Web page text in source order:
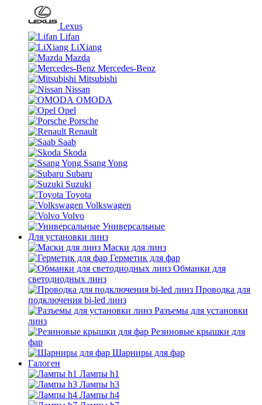
Lexus
Lifan
LiXiang
Mazda
Mercedes-Benz
Mitsubishi
Nissan
OMODA
Opel
Porsche
Renault
Saab
Skoda
Ssang Yong
Subaru
Suzuki
Toyota
Volkswagen
Volvo
Универсальные
Для установки линз
Маски для линз
Герметик для фар
Обманки для
светодиодных линз
Проводка для
подключения bi-led линз
Разъемы для установки
линз
Резиновые крышки для
фар
Шарниры для фар
Галоген
Лампы h1
Лампы h3
Лампы h4